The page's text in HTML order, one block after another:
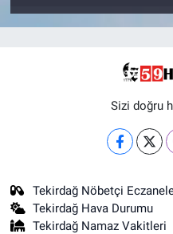
Sizi doğru
Tekirdağ Nöbetçi
Tekirdağ Hava Durumu
Tekirdağ Namaz Vakitleri